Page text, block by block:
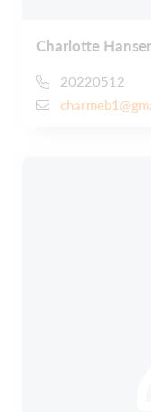
Charlotte
20220512